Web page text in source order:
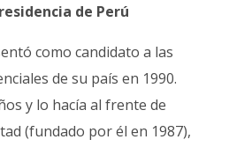
de Perú
como candidato a las
de su país en 1990.
y lo hacía al frente de
(fundado por él en 1987),